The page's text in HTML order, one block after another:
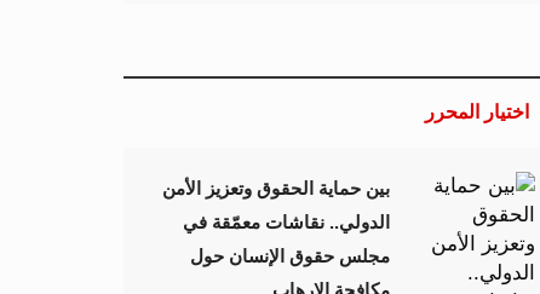
اختيار المحرر
بين حماية الحقوق وتعزيز الأمن
الدولي.. نقاشات معمّقة في
مجلس حقوق الإنسان حول
مكافحة الإرهاب